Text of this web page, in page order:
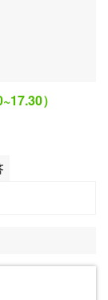
）